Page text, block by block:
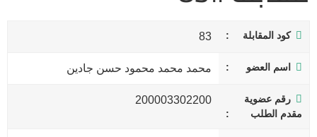
كود المقابلة 83
اسم العضو محمد محمد محمود حسن جادين
رقم عضوية
مقدم الطلب
200003302200